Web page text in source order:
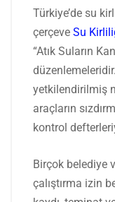
Türkiye’de su
çerçeve Su
“Atık Suların
yetkilendirilmiş
araçların
kontrol
Birçok belediye
çalıştırma izin